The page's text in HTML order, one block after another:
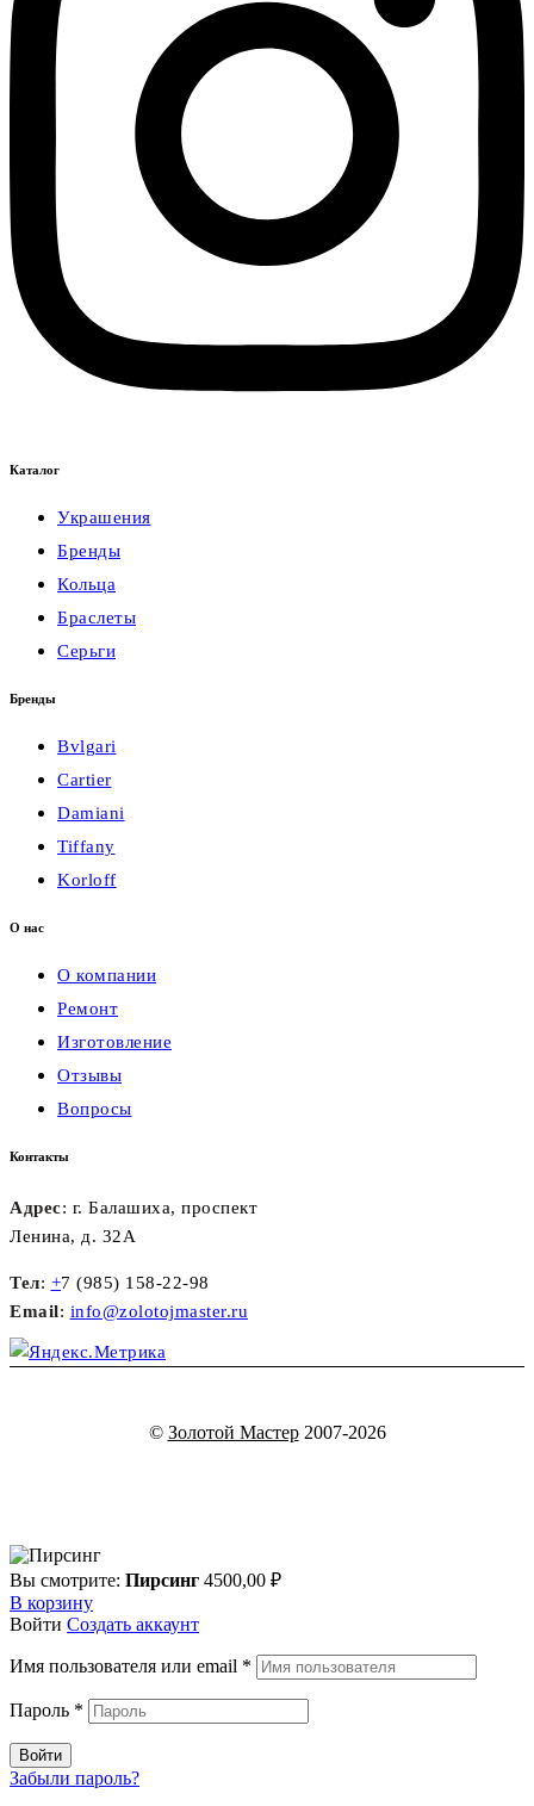
Каталог
Украшения
Бренды
Кольца
Браслеты
Серьги
Бренды
Bvlgari
Cartier
Damiani
Tiffany
Korloff
О нас
О компании
Ремонт
Изготовление
Отзывы
Вопросы
Контакты
Адрес: г. Балашиха, проспект
Ленина, д. 32А
Тел: +7 (985) 158-22-98
Email: info@zolotojmaster.ru
© Золотой Мастер2007-2026
Вы смотрите: Пирсинг 4500,00 ₽
В корзину
Войти Создать аккаунт
Имя пользователя или email *
Пароль *
Войти
Забыли пароль?